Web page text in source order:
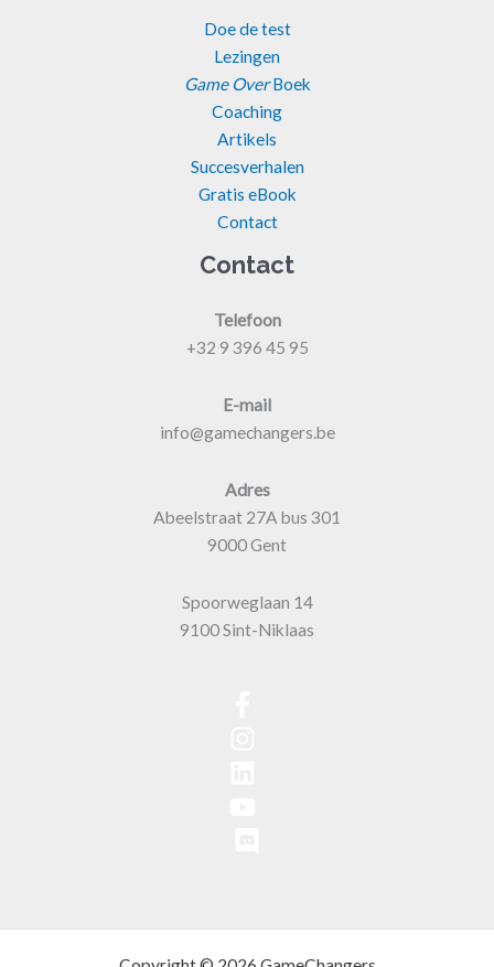
Doe de test
Lezingen
Game OverBoek
Coaching
Artikels
Succesverhalen
Gratis eBook
Contact
Contact
Telefoon
+32 9 396 45 95
E-mail
info@gamechangers.be
Adres
Abeelstraat 27A bus 301
9000 Gent
Spoorweglaan 14
9100 Sint-Niklaas